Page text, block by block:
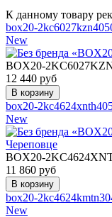
К данному товару
box20-
New
BOX20-
12 440 руб
box20-
New
BOX20-
11 860 руб
box20-
New